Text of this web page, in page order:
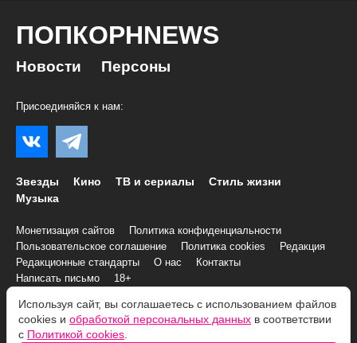
ПОПКОРНNEWS
Новости Персоны
Присоединяйся к нам:
Звезды Кино ТВ и сериалы
Стиль жизни
Музыка
Монетизация сайтов
Политика конфиденциальности
Пользовательское соглашение
Политика cookies
Редакция
Редакционные стандарты
О нас
Контакты
Написать письмо
18+
© 2007–2026 Все права и материалы принадлежат
«ПОПКОРНNEWS»
Используя сайт, вы соглашаетесь с использованием файлов
cookies и обработкой персональных данных в соответствии
с Политикой cookies